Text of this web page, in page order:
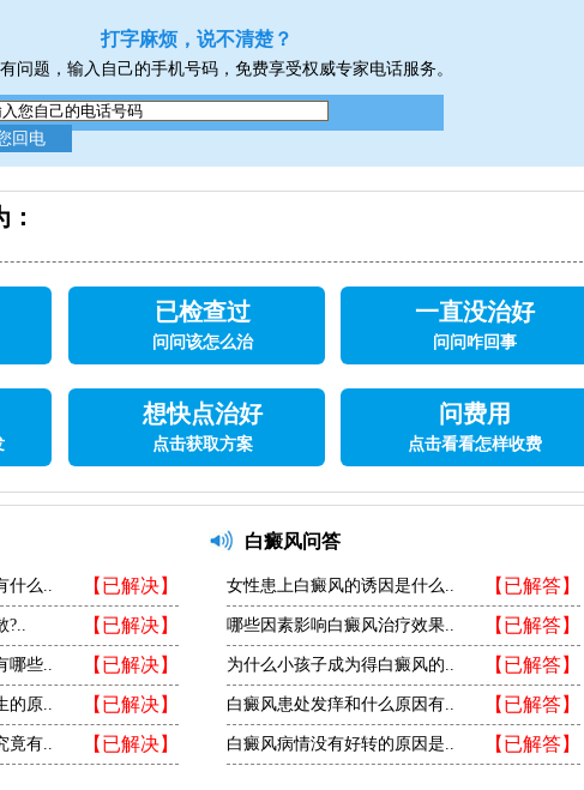
打字麻烦，说不清楚？
问题，输入自己的手机号码，免费享受权威专家电话服务。
已检查过
问问该怎么治
一直没治好
问问咋回事
想快点治好
点击获取方案
问费用
点击看看怎样收费
【已解决】
什么..
【已解决】
?..
【已解决】
哪些..
【已解决】
的原..
【已解决】
竟有..
白癜风问答
【已解答】
女性患上白癜风的诱因是什么..
【已解答】
哪些因素影响白癜风治疗效果..
【已解答】
为什么小孩子成为得白癜风的..
【已解答】
白癜风患处发痒和什么原因有..
【已解答】
白癜风病情没有好转的原因是..